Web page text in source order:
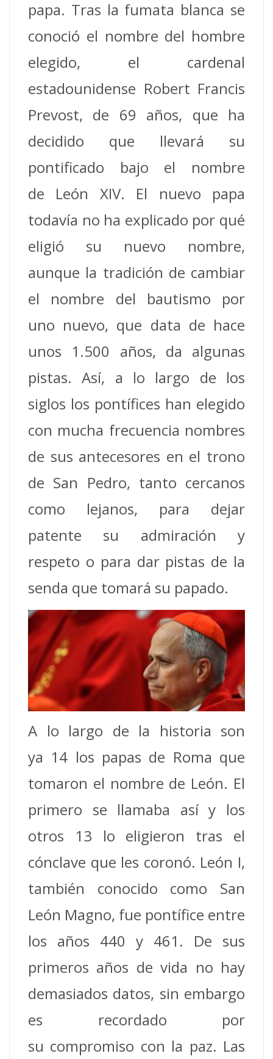
papa. Tras la fumata blanca se
conoció el nombre del hombre
elegido, el cardenal
estadounidense Robert Francis
Prevost, de 69 años, que ha
decidido que llevará su
pontificado bajo el nombre
de León XIV. El nuevo papa
todavía no ha explicado por qué
eligió su nuevo nombre,
aunque la tradición de cambiar
el nombre del bautismo por
uno nuevo, que data de hace
unos 1.500 años, da algunas
pistas. Así, a lo largo de los
siglos los pontífices han elegido
con mucha frecuencia nombres
de sus antecesores en el trono
de San Pedro, tanto cercanos
como lejanos, para dejar
patente su admiración y
respeto o para dar pistas de la
senda que tomará su papado.
A lo largo de la historia son
ya 14 los papas de Roma que
tomaron el nombre de León. El
primero se llamaba así y los
otros 13 lo eligieron tras el
cónclave que les coronó. León I,
también conocido como San
León Magno, fue pontífice entre
los años 440 y 461. De sus
primeros años de vida no hay
demasiados datos, sin embargo
es recordado por
su compromiso con la paz. Las